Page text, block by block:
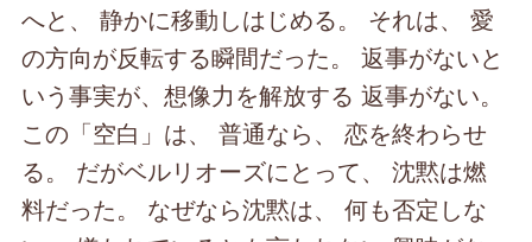
へと、 静かに移動しはじめる。 それは、 愛
の方向が反転する瞬間だった。 返事がないと
いう事実が、想像力を解放する 返事がない。
この「空白」は、 普通なら、 恋を終わらせ
る。 だがベルリオーズにとって、 沈黙は燃
料だった。 なぜなら沈黙は、 何も否定しな